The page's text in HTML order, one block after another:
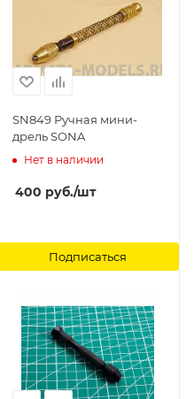
SN849 Ручная мини-
дрель SONA
Нет в наличии
400 руб./шт
Подписаться